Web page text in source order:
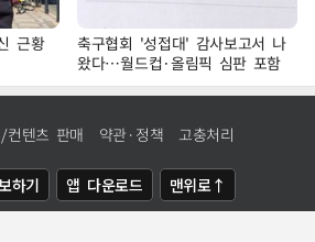
근황
축구협회 '성접대' 감사보고서 나
왔다…월드컵·올림픽 심판 포함
컨텐츠 판매 약관·정책 고충처리
하기 앱 다운로드 맨위로↑